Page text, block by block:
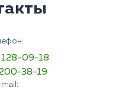
образование по
и наркологии, а также
и лабораторной
128-09-18
38-19
mail: